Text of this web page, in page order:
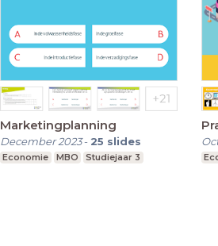
Marketingplanning
December 2023- 25 slides
Economie MBO Studiejaar 3